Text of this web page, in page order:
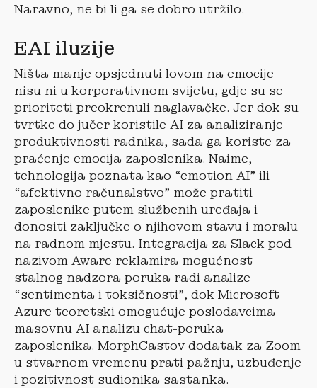
Naravno, ne bi li ga se dobro utržilo.
EAI iluzije
Ništa manje opsjednuti lovom na emocije
nisu ni u korporativnom svijetu, gdje su se
prioriteti preokrenuli naglavačke. Jer dok su
tvrtke do jučer koristile AI za analiziranje
produktivnosti radnika, sada ga koriste za
praćenje emocija zaposlenika. Naime,
tehnologija poznata kao “emotion AI” ili
“afektivno računalstvo” može pratiti
zaposlenike putem službenih uređaja i
donositi zaključke o njihovom stavu i moralu
na radnom mjestu. Integracija za Slack pod
nazivom Aware reklamira mogućnost
stalnog nadzora poruka radi analize
“sentimenta i toksičnosti”, dok Microsoft
Azure teoretski omogućuje poslodavcima
masovnu AI analizu chat-poruka
zaposlenika. MorphCastov dodatak za Zoom
u stvarnom vremenu prati pažnju, uzbuđenje
i pozitivnost sudionika sastanka.